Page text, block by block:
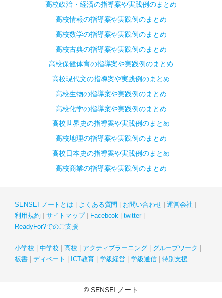
高校政治・経済の指導案や実践例のまとめ
高校情報の指導案や実践例のまとめ
高校数学の指導案や実践例のまとめ
高校古典の指導案や実践例のまとめ
高校保健体育の指導案や実践例のまとめ
高校現代文の指導案や実践例のまとめ
高校生物の指導案や実践例のまとめ
高校化学の指導案や実践例のまとめ
高校世界史の指導案や実践例のまとめ
高校地理の指導案や実践例のまとめ
高校日本史の指導案や実践例のまとめ
高校商業の指導案や実践例のまとめ
SENSEI ノートとは よくある質問 お問い合わせ
運営会社
利用規約
サイトマップ Facebook
twitter
ReadyFor?でのご支援
小学校 中学校 高校 アクティブラーニング
グループワーク
板書
ディベート ICT教育 学級経営 学級通信 特別支援
© SENSEI ノート